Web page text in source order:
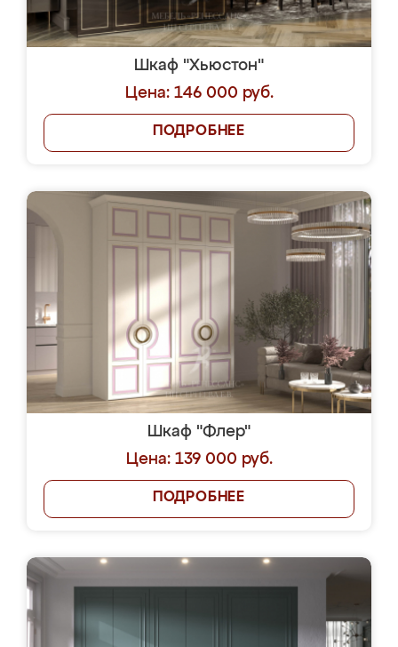
Шкаф "Хьюстон"
Цена: 146 000 руб.
ПОДРОБНЕЕ
Шкаф "Флер"
Цена: 139 000 руб.
ПОДРОБНЕЕ